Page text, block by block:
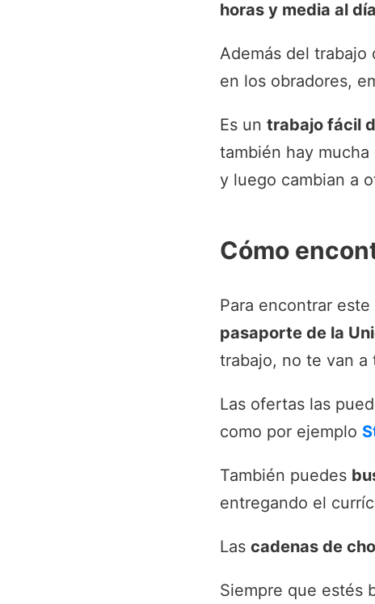
horas y media al día
Además del trabajo
en los obradores,
Es un trabajo fácil
también hay
y luego cambian a
Cómo
Para encontrar
pasaporte de la
trabajo, no te van a
Las ofertas las
como por ejemplo
También puedes
entregando el
Las cadenas de
Siempre que estés